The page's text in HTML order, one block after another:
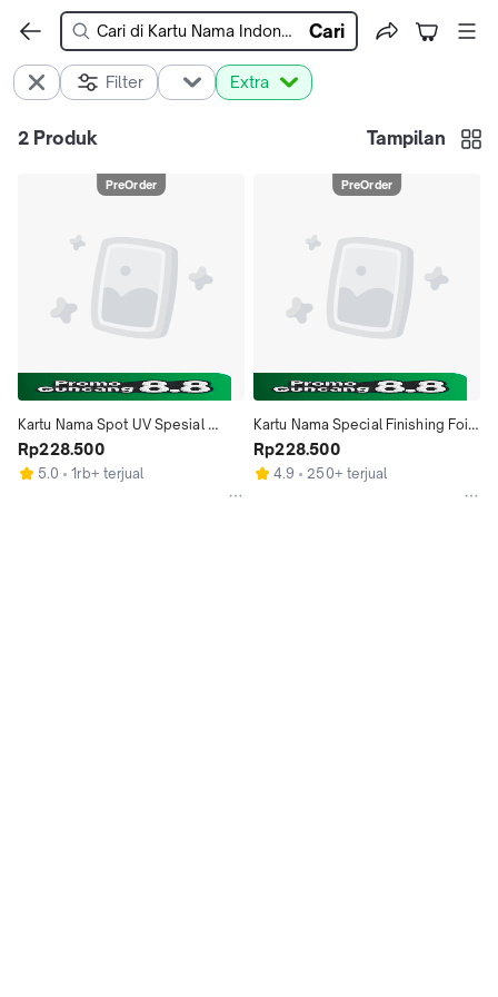
Cari
Filter Extra
2 Produk Tampilan
PreOrder
Kartu Nama Spot UV Spesial
Finishing Spot
Rp228.500
5.0 1rb+ terjual
PreOrder
Kartu Nama Special Finishing Foil
/ Hot Print
Rp228.500
4.9 250+ terjual